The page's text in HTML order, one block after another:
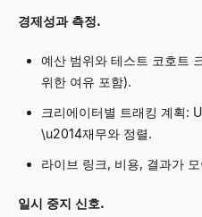
경제성과 측정.
예산 범위와 테스트 코호트
위한 여유 포함).
크리에이터별 트래킹 계획:
\u2014재무와 정렬.
라이브 링크, 비용, 결과가
일시 중지 신호.